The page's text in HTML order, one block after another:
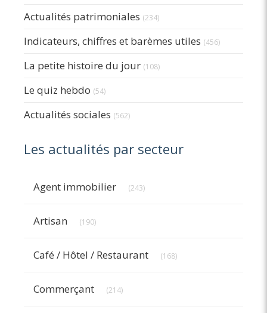
Actualités patrimoniales (234)
Indicateurs, chiffres et barèmes utiles (456)
La petite histoire du jour (108)
Le quiz hebdo (54)
Actualités sociales (562)
Les actualités par secteur
Agent immobilier (243)
Artisan (190)
Café / Hôtel / Restaurant (168)
Commerçant (214)